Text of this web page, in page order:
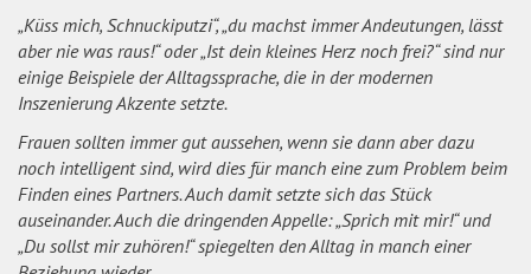
„Küss mich, Schnuckiputzi“, „du machst immer Andeutungen, lässt
aber nie was raus!“ oder „Ist dein kleines Herz noch frei?“ sind nur
einige Beispiele der Alltagssprache, die in der modernen
Inszenierung Akzente setzte.
Frauen sollten immer gut aussehen, wenn sie dann aber dazu
noch intelligent sind, wird dies für manch eine zum Problem beim
Finden eines Partners. Auch damit setzte sich das Stück
auseinander. Auch die dringenden Appelle: „Sprich mit mir!“ und
„Du sollst mir zuhören!“ spiegelten den Alltag in manch einer